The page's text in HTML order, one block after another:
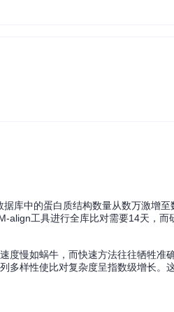
库中的蛋白质结构数量从数万激增
align工具进行全库比对需要14天，而
慢如蜗牛，而快速方法往往牺牲准确
样性使比对复杂度呈指数级增长。